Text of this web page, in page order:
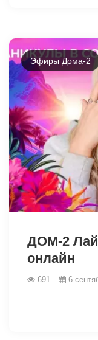
Эфиры Дома-2
ДОМ-2
онлайн
691 6